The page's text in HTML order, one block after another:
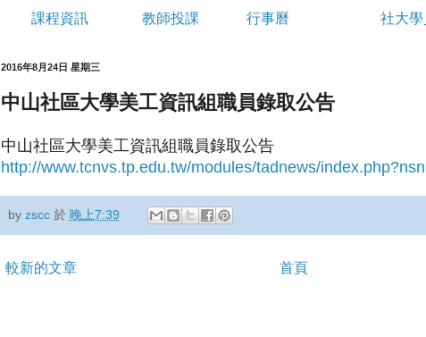
課程資訊
教師投課 行事曆 社大
2016年8月24日 星期三
中山社區大學美工資訊組職員錄取公告
中山社區大學美工資訊組職員錄取公告
http://www.tcnvs.tp.edu.tw/modules/tadnews/
by zscc 於 晚上7:39
較新的文章 首頁